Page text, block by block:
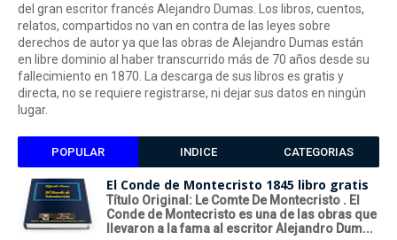
del gran escritor francés Alejandro Dumas. Los libros, cuentos,
relatos, compartidos no van en contra de las leyes sobre
derechos de autor ya que las obras de Alejandro Dumas están
en libre dominio al haber transcurrido más de 70 años desde su
fallecimiento en 1870. La descarga de sus libros es gratis y
directa, no se requiere registrarse, ni dejar sus datos en ningún
lugar.
POPULAR INDICE CATEGORIAS
El Conde de Montecristo 1845 libro gratis
Título Original: Le Comte De Montecristo . El
Conde de Montecristo es una de las obras que
llevaron a la fama al escritor Alejandro Dum...